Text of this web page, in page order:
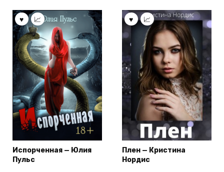
Испорченная — Юлия
Пульс
Плен — Кристина
Нордис